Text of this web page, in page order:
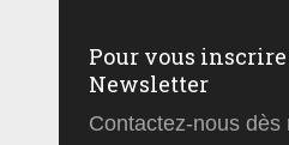
Pour vous
Newsletter
Contactez-nous dès